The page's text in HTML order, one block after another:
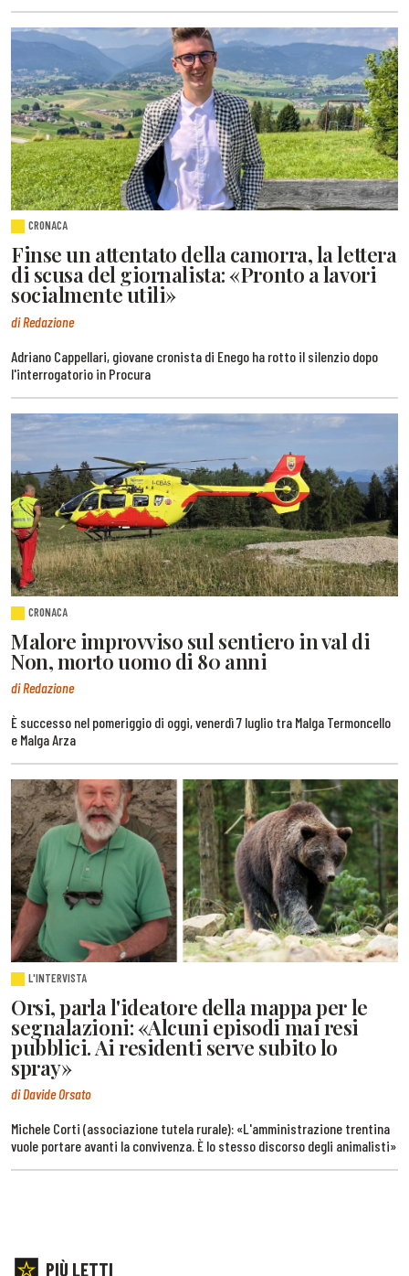
CRONACA
Finse un attentato della camorra, la lettera
di scusa del giornalista: «Pronto a lavori
socialmente utili»
di Redazione
Adriano Cappellari, giovane cronista di Enego ha rotto il silenzio dopo
l'interrogatorio in Procura
CRONACA
Malore improvviso sul sentiero in val di
Non, morto uomo di 80 anni
di Redazione
È successo nel pomeriggio di oggi, venerdì 7 luglio tra Malga Termoncello
e Malga Arza
L'INTERVISTA
Orsi, parla l'ideatore della mappa per le
segnalazioni: «Alcuni episodi mai resi
pubblici. Ai residenti serve subito lo
spray»
di Davide Orsato
Michele Corti (associazione tutela rurale): «L'amministrazione trentina
vuole portare avanti la convivenza. È lo stesso discorso degli animalisti»
PIÙ LETTI